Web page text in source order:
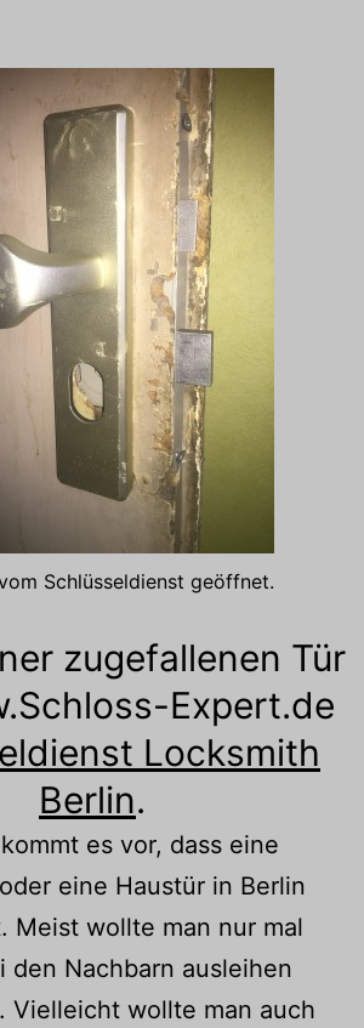
Schlüsseldienst geöffnet.
zugefallenen Tür
Expert.de
Locksmith
Berlin.
es vor, dass eine
eine Haustür in Berlin
Meist wollte man nur mal
den Nachbarn ausleihen
Vielleicht wollte man auch